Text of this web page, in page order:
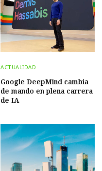
ACTUALIDAD
Google DeepMind cambia
de mando en plena carrera
de IA